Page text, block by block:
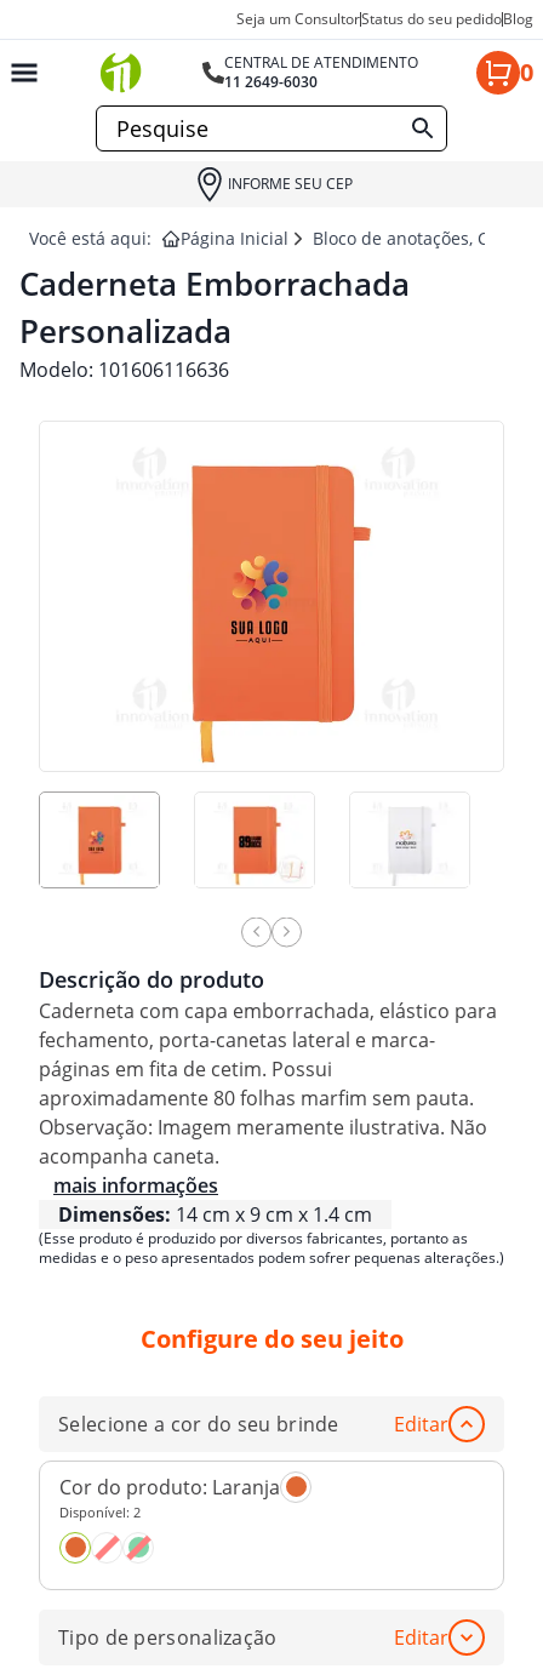
Seja um ConsultorStatus do seu pedidoBlog
CENTRAL DE ATENDIMENTO
11 2649-6030
0
INFORME SEU CEP
Você está aqui: Página Inicial Bloco de anotações,
Caderneta Emborrachada
Personalizada
Modelo: 101606116636
Descrição do produto
Caderneta com capa emborrachada, elástico para
fechamento, porta-canetas lateral e marca-
páginas em fita de cetim. Possui
aproximadamente 80 folhas marfim sem pauta.
Observação: Imagem meramente ilustrativa. Não
acompanha caneta.
mais informações
Dimensões: 14 cm x 9 cm x 1.4 cm
(Esse produto é produzido por diversos fabricantes, portanto as
medidas e o peso apresentados podem sofrer pequenas alterações.)
Configure do seu jeito
Selecione a cor do seu brinde Editar
Cor do produto: Laranja
Disponível: 2
Tipo de personalização Editar